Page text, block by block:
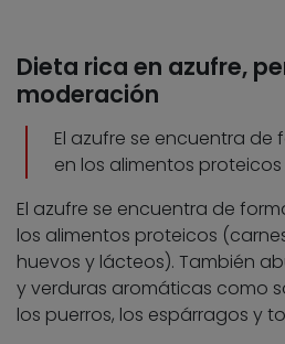
Dieta rica en azufre,
moderación
El azufre se encuentra
en los alimentos proteicos
El azufre se encuentra de
los alimentos proteicos
huevos y lácteos). También
y verduras aromáticas como
los puerros, los espárragos y